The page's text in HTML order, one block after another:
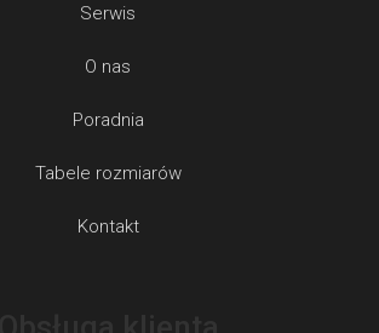
Serwis
O nas
Poradnia
Tabele rozmiarów
Kontakt